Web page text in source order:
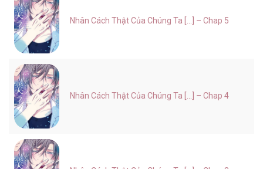
Nhân Cách Thật Của Chúng Ta [...] – Chap 5
Nhân Cách Thật Của Chúng Ta [...] – Chap 4